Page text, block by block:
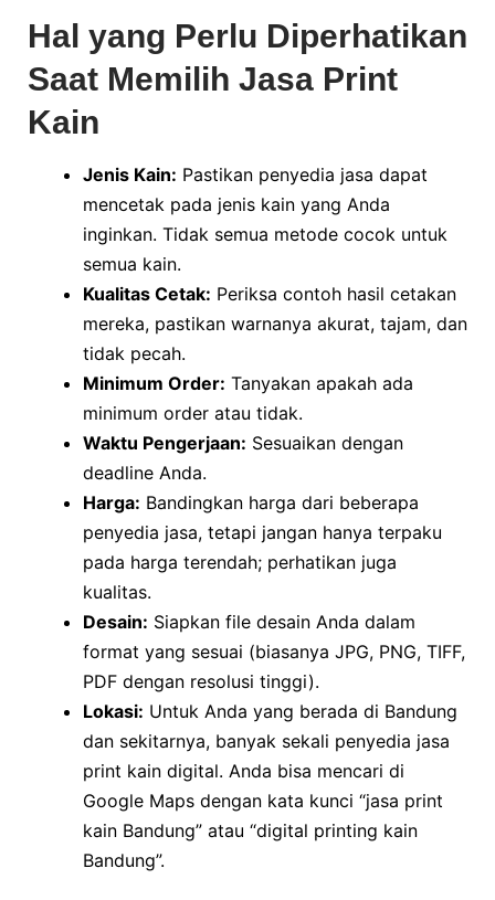
Hal yang Perlu Diperhatikan
Saat Memilih Jasa Print
Kain
Jenis Kain: Pastikan penyedia jasa dapat
mencetak pada jenis kain yang Anda
inginkan. Tidak semua metode cocok untuk
semua kain.
Kualitas Cetak: Periksa contoh hasil cetakan
mereka, pastikan warnanya akurat, tajam, dan
tidak pecah.
Minimum Order: Tanyakan apakah ada
minimum order atau tidak.
Waktu Pengerjaan: Sesuaikan dengan
deadline Anda.
Harga: Bandingkan harga dari beberapa
penyedia jasa, tetapi jangan hanya terpaku
pada harga terendah; perhatikan juga
kualitas.
Desain: Siapkan file desain Anda dalam
format yang sesuai (biasanya JPG, PNG, TIFF,
PDF dengan resolusi tinggi).
Lokasi: Untuk Anda yang berada di Bandung
dan sekitarnya, banyak sekali penyedia jasa
print kain digital. Anda bisa mencari di
Google Maps dengan kata kunci “jasa print
kain Bandung” atau “digital printing kain
Bandung”.